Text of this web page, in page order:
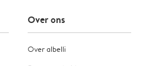
Over ons
Over albelli